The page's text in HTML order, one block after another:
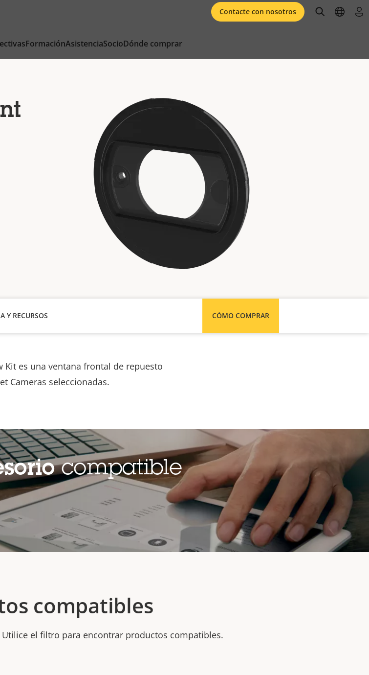
FormaciónAsistenciaSocioDónde comprar
Contacte con nosotros openopen
CÓMO COMPRAR
Y RECURSOS
Kit es una ventana frontal de repuesto
Cameras seleccionadas.
compatible
compatibles
el filtro para encontrar productos compatibles.